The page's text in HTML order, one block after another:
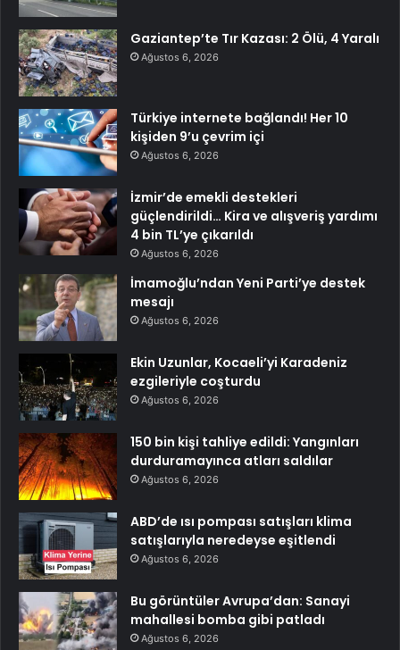
Gaziantep’te Tır Kazası: 2 Ölü, 4 Yaralı
Ağustos 6, 2026
Türkiye internete bağlandı! Her 10
kişiden 9’u çevrim içi
Ağustos 6, 2026
İzmir’de emekli destekleri
güçlendirildi… Kira ve alışveriş yardımı
4 bin TL’ye çıkarıldı
Ağustos 6, 2026
İmamoğlu’ndan Yeni Parti’ye destek
mesajı
Ağustos 6, 2026
Ekin Uzunlar, Kocaeli’yi Karadeniz
ezgileriyle coşturdu
Ağustos 6, 2026
150 bin kişi tahliye edildi: Yangınları
durduramayınca atları saldılar
Ağustos 6, 2026
ABD’de ısı pompası satışları klima
satışlarıyla neredeyse eşitlendi
Ağustos 6, 2026
Bu görüntüler Avrupa’dan: Sanayi
mahallesi bomba gibi patladı
Ağustos 6, 2026